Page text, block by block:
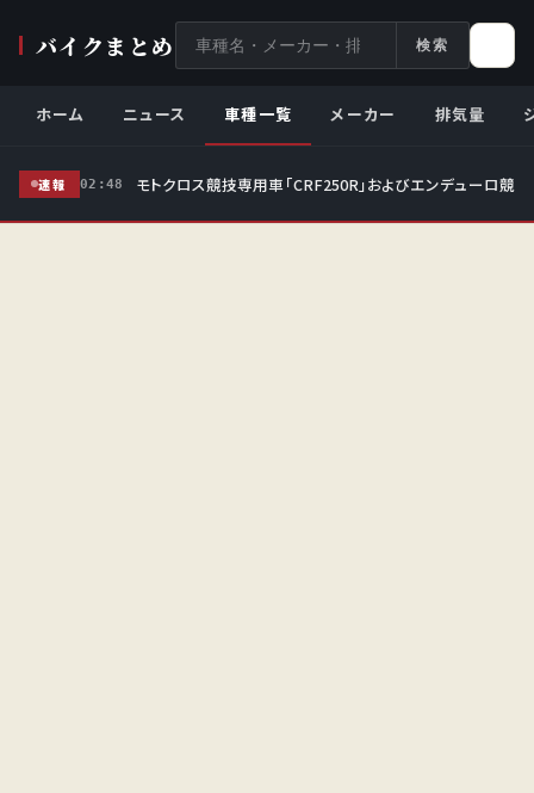
バイクまとめ
イ
内
索
検索
ホーム ニュース 車種一覧 メーカー 排気量
速報 02:48 モトクロス競技専用車「CRF250R」およびエンデューロ競